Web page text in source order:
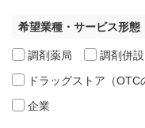
希望業種・サービス形態
調剤薬局
調剤併
ドラッグストア（OTC
企業